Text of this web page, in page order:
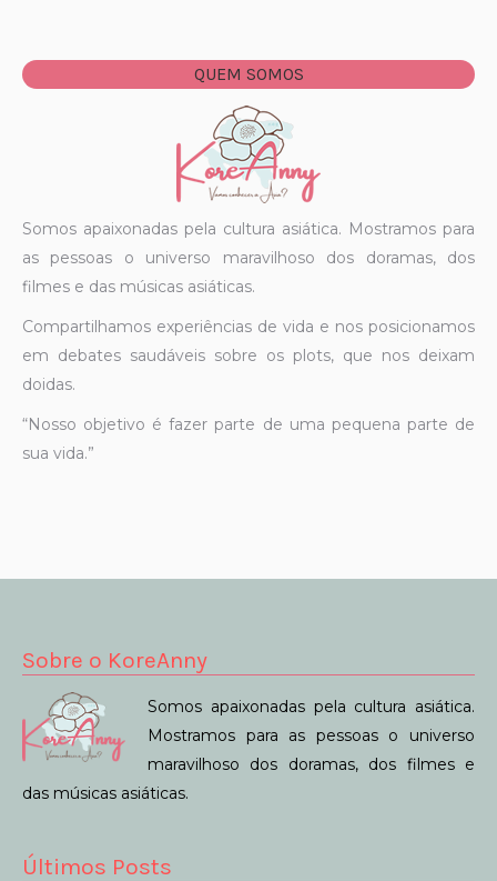
QUEM SOMOS
Somos apaixonadas pela cultura asiática. Mostramos para
as pessoas o universo maravilhoso dos doramas, dos
filmes e das músicas asiáticas.
Compartilhamos experiências de vida e nos posicionamos
em debates saudáveis sobre os plots, que nos deixam
doidas.
“Nosso objetivo é fazer parte de uma pequena parte de
sua vida.”
Sobre o KoreAnny
Somos apaixonadas pela cultura asiática.
Mostramos para as pessoas o universo
maravilhoso dos doramas, dos filmes e
das músicas asiáticas.
Últimos Posts